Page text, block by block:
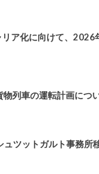
リア化に向けて、
列車の運転計画につ
ュツットガルト事務所